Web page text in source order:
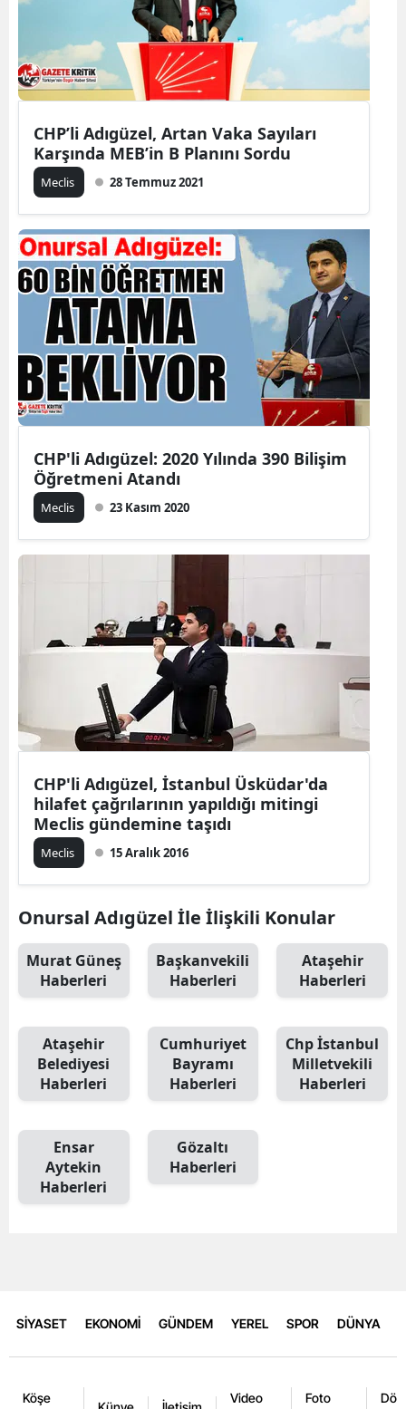
CHP’li Adıgüzel, Artan Vaka Sayıları
Karşında MEB’in B Planını Sordu
Meclis 28 Temmuz 2021
CHP'li Adıgüzel: 2020 Yılında 390 Bilişim
Öğretmeni Atandı
Meclis 23 Kasım 2020
CHP'li Adıgüzel, İstanbul Üsküdar'da
hilafet çağrılarının yapıldığı mitingi
Meclis gündemine taşıdı
Meclis 15 Aralık 2016
Onursal Adıgüzel İle İlişkili Konular
Murat Güneş
Haberleri
Başkanvekili
Haberleri
Ataşehir
Haberleri
Ataşehir
Belediyesi
Haberleri
Cumhuriyet
Bayramı
Haberleri
Chp İstanbul
Milletvekili
Haberleri
Ensar
Aytekin
Haberleri
Gözaltı
Haberleri
SİYASET EKONOMİ GÜNDEM YEREL SPOR DÜNYA
Köşe
Video
Foto